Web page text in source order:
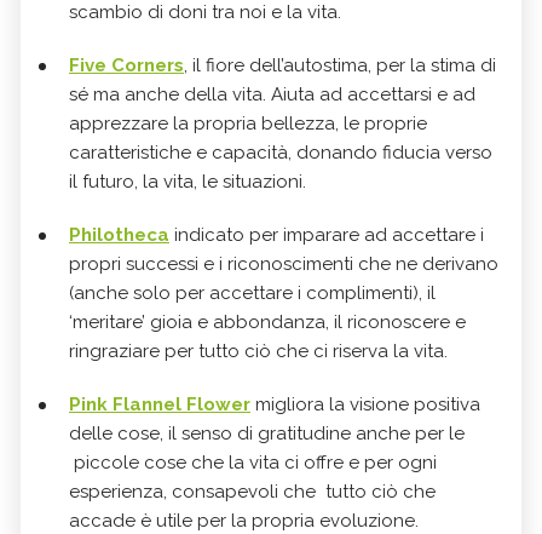
scambio di doni tra noi e la vita.
Five Corners, il fiore dell’autostima, per la stima di
sé ma anche della vita. Aiuta ad accettarsi e ad
apprezzare la propria bellezza, le proprie
caratteristiche e capacità, donando fiducia verso
il futuro, la vita, le situazioni.
Philotheca indicato per imparare ad accettare i
propri successi e i riconoscimenti che ne derivano
(anche solo per accettare i complimenti), il
‘meritare’ gioia e abbondanza, il riconoscere e
ringraziare per tutto ciò che ci riserva la vita.
Pink Flannel Flower migliora la visione positiva
delle cose, il senso di gratitudine anche per le
piccole cose che la vita ci offre e per ogni
esperienza, consapevoli che tutto ciò che
accade è utile per la propria evoluzione.